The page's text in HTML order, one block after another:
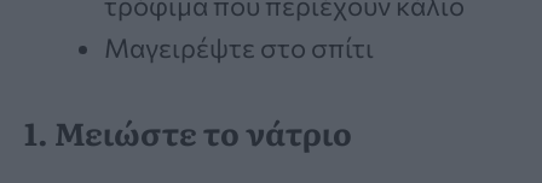
Μαγειρέψτε στο σπίτι
1. Μειώστε το νάτριο